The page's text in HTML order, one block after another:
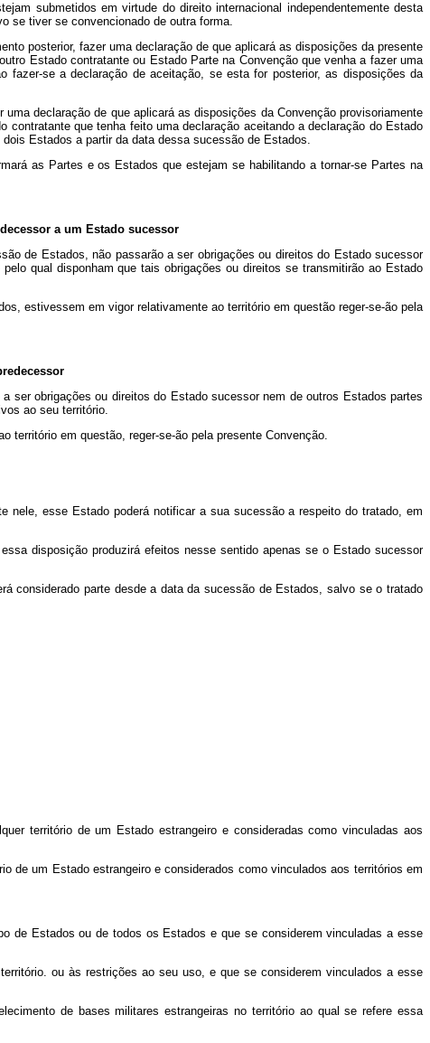
submetidos em virtude do direito internacional independentemente desta
se tiver se convencionado de outra forma.
posterior, fazer uma declaração de que aplicará as disposições da presente
Estado contratante ou Estado Parte na Convenção que venha a fazer uma
se a declaração de aceitação, se esta for posterior, as disposições da
declaração de que aplicará as disposições da Convenção provisoriamente
que tenha feito uma declaração aceitando a declaração do Estado
Estados a partir da data dessa sucessão de Estados.
as Partes e os Estados que estejam se habilitando a tornar-se Partes na
a um Estado sucessor
de Estados, não passarão a ser obrigações ou direitos do Estado sucessor
qual disponham que tais obrigações ou direitos se transmitirão ao Estado
estivessem em vigor relativamente ao território em questão reger-se-ão pela
ser obrigações ou direitos do Estado sucessor nem de outros Estados partes
ao seu território.
em questão, reger-se-ão pela presente Convenção.
nele, esse Estado poderá notificar a sua sucessão a respeito do tratado, em
disposição produzirá efeitos nesse sentido apenas se o Estado sucessor
considerado parte desde a data da sucessão de Estados, salvo se o tratado
território de um Estado estrangeiro e consideradas como vinculadas aos
de um Estado estrangeiro e considerados como vinculados aos territórios em
de Estados ou de todos os Estados e que se considerem vinculadas a esse
ou às restrições ao seu uso, e que se considerem vinculados a esse
de bases militares estrangeiras no território ao qual se refere essa